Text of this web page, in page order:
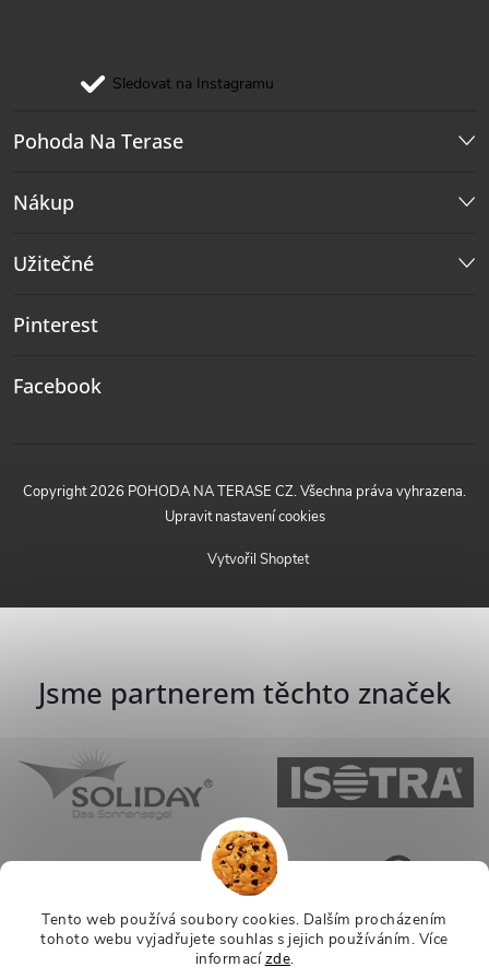
Tento web používá soubory cookies. Dalším procházením
tohoto webu vyjadřujete souhlas s jejich používáním. Více
informacízde.
Sledovat na Instagramu
Pohoda Na Terase
Nákup
Užitečné
Pinterest
Facebook
Vytvořil Shoptet
Copyright 2026 POHODA NA TERASE CZ. Všechna práva vyhrazena.
Upravit nastavení cookies
Jsme partnerem těchto značek